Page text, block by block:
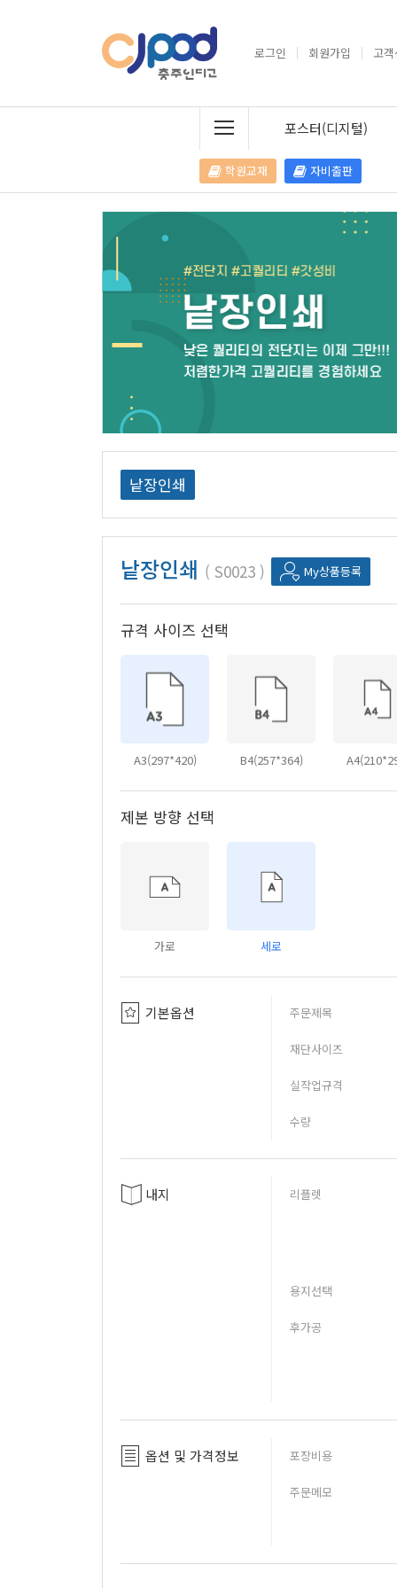
로그인 회원가입 고
포스터(디지털)
학원교재 자비출판
낱장인쇄
낱장인쇄 S0023 My상품등록
규격 사이즈 선택
A3(297*420) B4(257*364)
제본 방향 선택
가로 세로
기본옵션 주문제목
재단사이즈
실작업규격
수량
내지 리플렛
용지선택
후가공
옵션 및 가격정보 포장비용
주문메모